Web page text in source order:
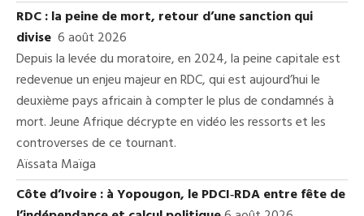
RDC : la peine de mort, retour d’une sanction qui
divise 6 août 2026
Depuis la levée du moratoire, en 2024, la peine capitale est
redevenue un enjeu majeur en RDC, qui est aujourd’hui le
deuxième pays africain à compter le plus de condamnés à
mort. Jeune Afrique décrypte en vidéo les ressorts et les
controverses de ce tournant.
Aïssata Maïga
Côte d’Ivoire : à Yopougon, le PDCI‑RDA entre fête de